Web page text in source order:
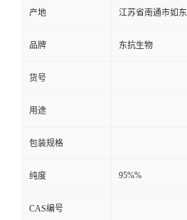
产地 江苏省南通市如东
品牌 东抗生物
货号
用途
包装规格
纯度 95%%
CAS编号